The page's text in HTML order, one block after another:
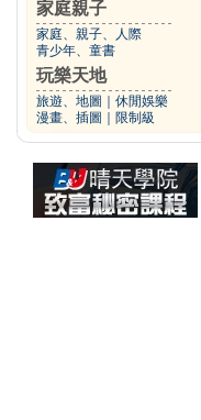
家庭親子
家庭、親子、人際
青少年、童書
玩樂天地
旅遊、地圖
休閒娛樂
漫畫、插圖
限制級